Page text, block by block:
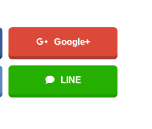
Google+
LINE